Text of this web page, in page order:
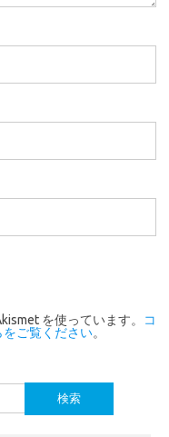
を使っています。
コ
をご覧ください。